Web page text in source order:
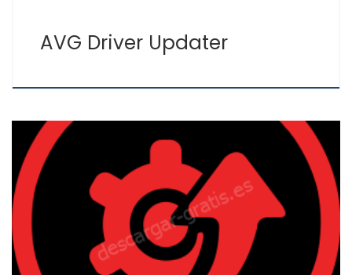
AVG Driver Updater
Si quieres mantener actualizados todos los drivers
(controladores) de tu PC con Windows, prueba Driver
Booster 10 Free el actualizador de controladores gratis
que busca y actualiza todos los drivers de tu equipo y
dispositivos conectados. Actualizar los drivers de un PC
es totalmente recomendable, tanto por seguridad si la
[…]